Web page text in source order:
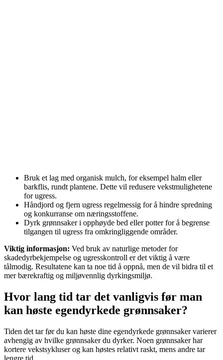
Bruk et lag med organisk mulch, for eksempel halm eller
barkflis, rundt plantene. Dette vil redusere vekstmulighetene
for ugress.
Håndjord og fjern ugress regelmessig for å hindre spredning
og konkurranse om næringsstoffene.
Dyrk grønnsaker i opphøyde bed eller potter for å begrense
tilgangen til ugress fra omkringliggende områder.
Viktig informasjon: Ved bruk av naturlige metoder for
skadedyrbekjempelse og ugresskontroll er det viktig å være
tålmodig. Resultatene kan ta noe tid å oppnå, men de vil bidra til et
mer bærekraftig og miljøvennlig dyrkingsmiljø.
Hvor lang tid tar det vanligvis før man
kan høste egendyrkede grønnsaker?
Tiden det tar før du kan høste dine egendyrkede grønnsaker varierer
avhengig av hvilke grønnsaker du dyrker. Noen grønnsaker har
kortere vekstsykluser og kan høstes relativt raskt, mens andre tar
lengre tid.